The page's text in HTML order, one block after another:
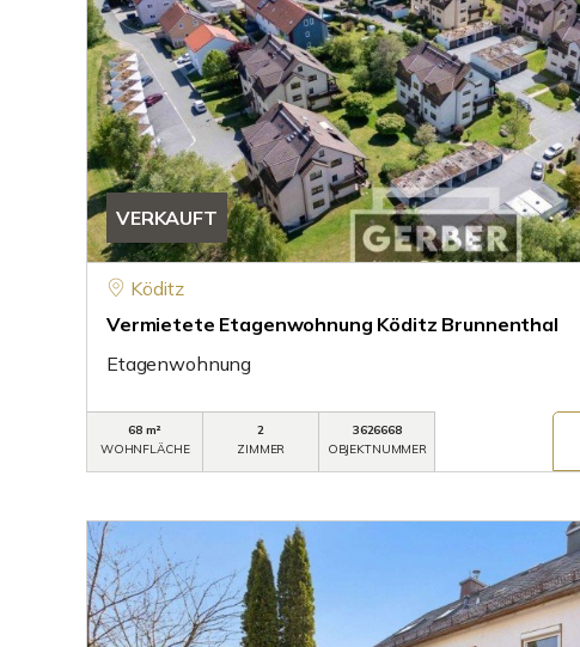
VERKAUFT
Köditz
Vermietete Etagenwohnung Köditz Brunnenthal
Etagenwohnung
68 m²
WOHNFLÄCHE
2
ZIMMER
3626668
OBJEKTNUMMER